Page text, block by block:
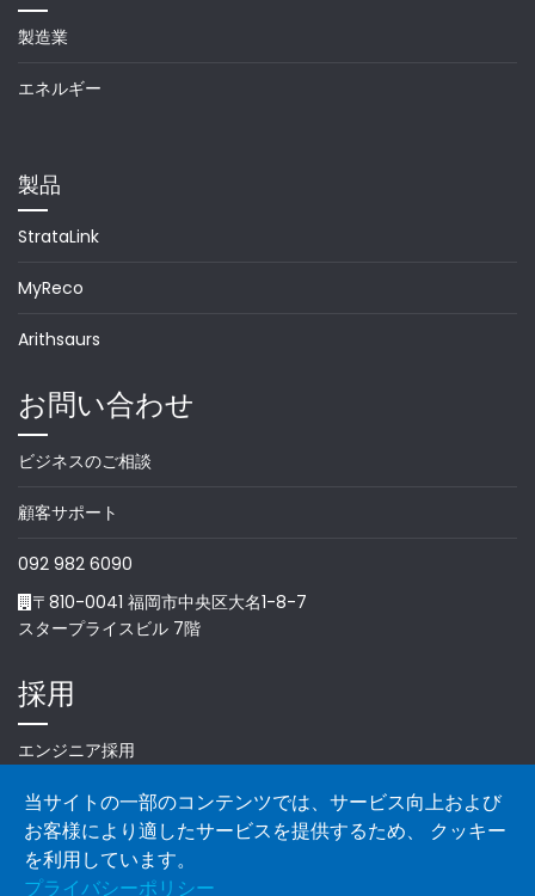
製造業
エネルギー
製品
StrataLink
MyReco
Arithsaurs
お問い合わせ
ビジネスのご相談
顧客サポート
092 982 6090
〒810-0041 福岡市中央区大名1-8-7
スタープライスビル 7階
採用
エンジニア採用
当サイトの一部のコンテンツでは、サービス向上および
お客様により適したサービスを提供するため、 クッキー
を利用しています。
プライバシーポリシー